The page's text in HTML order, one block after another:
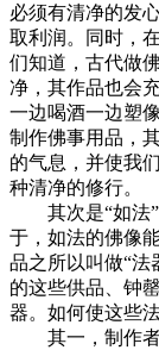
必须有清净的发
取利润。同时，
们知道，古代做
净，其作品也会
一边喝酒一边塑
制作佛事用品，
的气息，并使我
种清净的修行。
其次是“如法”
于，如法的佛像
品之所以叫做“法
的这些供品、钟
器。如何使这些
其一，制作者